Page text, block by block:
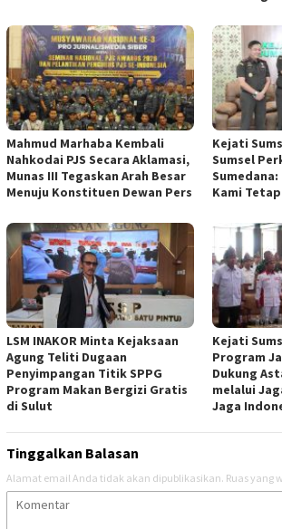
Mahmud Marhaba Kembali
Nahkodai PJS Secara Aklamasi,
Munas III Tegaskan Arah Besar
Menuju Konstituen Dewan Pers
Kejati
Sumsel
Kami
LSM INAKOR Minta Kejaksaan
Agung Teliti Dugaan
Penyimpangan Titik SPPG
Program Makan Bergizi Gratis
di Sulut
Kejati
Program
Dukung
melalui
Jaga
Tinggalkan Balasan
Alamat email Anda tidak akan dipublikasikan. Ruas yang